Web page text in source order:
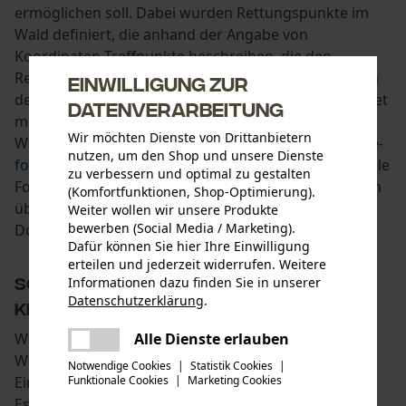
ermöglichen soll. Dabei wurden Rettungspunkte im
Wald definiert, die anhand der Angabe von
Koordinaten Treffpunkte beschreiben, die den
Rettungskräften im Falle eines Notfalls das Auffinden
des Unfallortes erleichtern. Die Rettungspunkte findet
man als markierte Punkte im Wald, wobei
Waldarbeiter, die Dateien unterwww.rettungspunkte-
forst.de herunterladen können. Außerdem bieten viele
Forstverwaltungen oder Waldbesitzer die Daten auch
über die Landesviewer oder diverse
Downloadmöglichkeiten an.
Schutzausrüstung und Erste-Hilfe-
Kit sollten niemals fehlen
Was niemals fehlen darf, ist einErste-Hilfe-Set
Wundreinigungstücher, Verbände, diverse Pflaster,
Einmalhandschuhe und eine Zeckenkarte beinhaltet.
Einwilligung zur
Datenverarbeitung
Wir möchten Dienste von Drittanbietern
nutzen, um den Shop und unsere Dienste
zu verbessern und optimal zu gestalten
(Komfortfunktionen, Shop-Optimierung).
Weiter wollen wir unsere Produkte
bewerben (Social Media / Marketing).
Dafür können Sie hier Ihre Einwilligung
erteilen und jederzeit widerrufen. Weitere
Informationen dazu finden Sie in unserer
Datenschutzerklärung.
Alle Dienste erlauben
Notwendige Cookies | Statistik Cookies |
Funktionale Cookies | Marketing Cookies
Es ist ein Fehler aufgetreten. Bitte
versuchen Sie es erneut.
mail